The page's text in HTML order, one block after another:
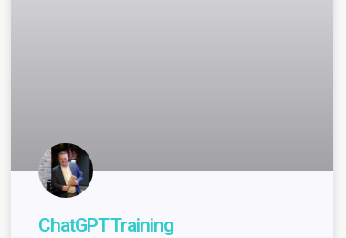
ChatGPT Training